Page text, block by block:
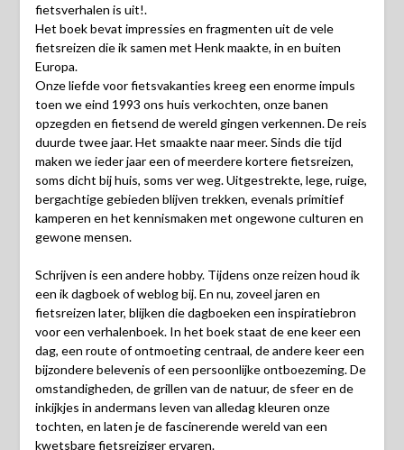
fietsverhalen is uit!.
Het boek bevat impressies en fragmenten uit de vele
fietsreizen die ik samen met Henk maakte, in en buiten
Europa.
Onze liefde voor fietsvakanties kreeg een enorme impuls
toen we eind 1993 ons huis verkochten, onze banen
opzegden en fietsend de wereld gingen verkennen. De reis
duurde twee jaar. Het smaakte naar meer. Sinds die tijd
maken we ieder jaar een of meerdere kortere fietsreizen,
soms dicht bij huis, soms ver weg. Uitgestrekte, lege, ruige,
bergachtige gebieden blijven trekken, evenals primitief
kamperen en het kennismaken met ongewone culturen en
gewone mensen.
Schrijven is een andere hobby. Tijdens onze reizen houd ik
een ik dagboek of weblog bij. En nu, zoveel jaren en
fietsreizen later, blijken die dagboeken een inspiratiebron
voor een verhalenboek. In het boek staat de ene keer een
dag, een route of ontmoeting centraal, de andere keer een
bijzondere belevenis of een persoonlijke ontboezeming. De
omstandigheden, de grillen van de natuur, de sfeer en de
inkijkjes in andermans leven van alledag kleuren onze
tochten, en laten je de fascinerende wereld van een
kwetsbare fietsreiziger ervaren.